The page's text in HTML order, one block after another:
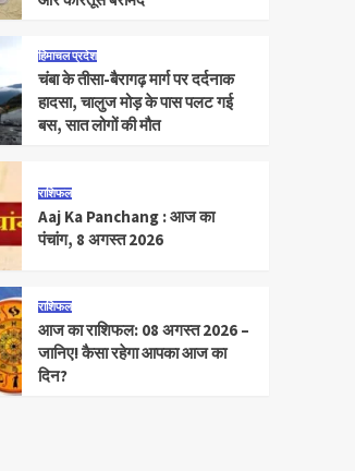
हिमाचल प्रदेश
चंबा के तीसा-बैरागढ़ मार्ग पर दर्दनाक
हादसा, चालुज मोड़ के पास पलट गई
बस, सात लोगों की मौत
राशिफल
Aaj Ka Panchang : आज का
पंचांग, 8 अगस्त 2026
राशिफल
आज का राशिफल: 08 अगस्त 2026 –
जानिए! कैसा रहेगा आपका आज का
दिन?